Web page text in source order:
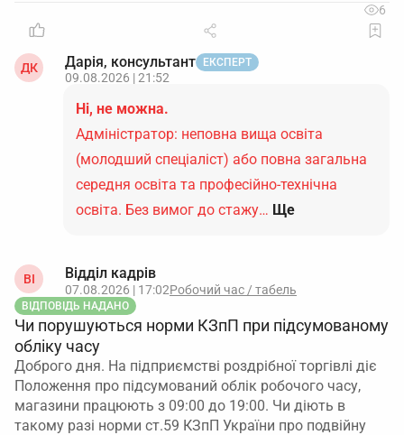
6
ДК Дарія, консультант ЕКСПЕРТ
09.08.2026 | 21:52
Ні, не можна.
Адміністратор: неповна вища освіта
(молодший спеціаліст) або повна загальна
середня освіта та професійно-технічна
освіта. Без вимог до стажу… Ще
ВІ Відділ кадрів
07.08.2026 | 17:02Робочий час / табель
ВІДПОВІДЬ НАДАНО
Чи порушуються норми КЗпП при підсумованому
обліку часу
Доброго дня. На підприємстві роздрібної торгівлі діє
Положення про підсумований облік робочого часу,
магазини працюють з 09:00 до 19:00. Чи діють в
такому разі норми ст.59 КЗпП України про подвійну